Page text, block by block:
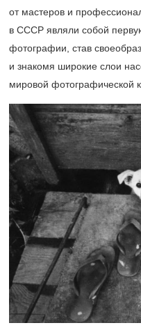
от мастеров и
в СССР являли собой
фотографии, став
и знакомя широкие слои
мировой фотографической